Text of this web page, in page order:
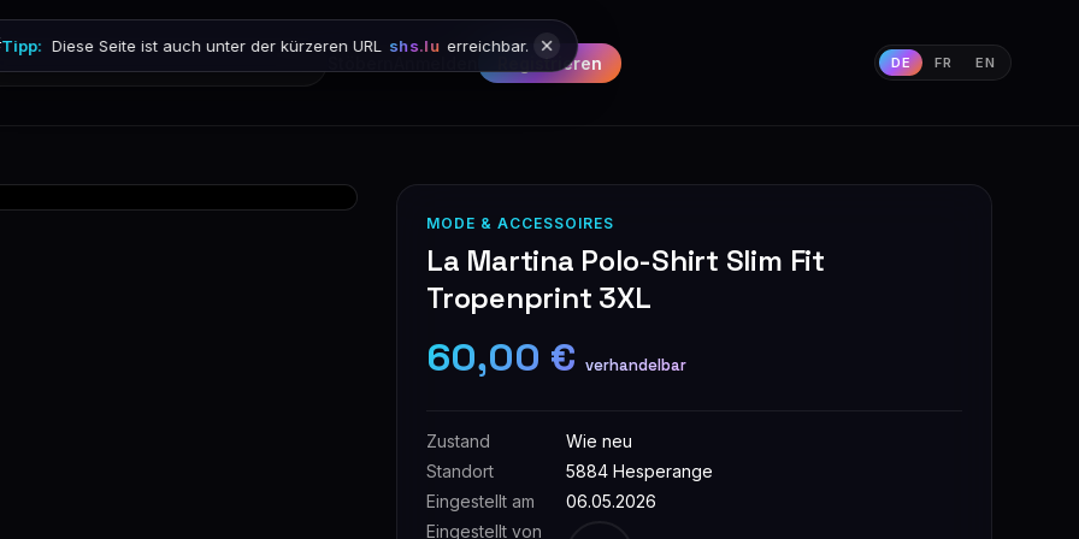
Registrieren DE FR EN
Tipp: Diese Seite ist auch unter der kürzeren URL shs.lu erreichbar.
MODE & ACCESSOIRES
La Martina Polo-Shirt Slim Fit
Tropenprint 3XL
60,00 € verhandelbar
Zustand
Wie neu
Standort
5884 Hesperange
Eingestellt am
06.05.2026
Eingestellt von